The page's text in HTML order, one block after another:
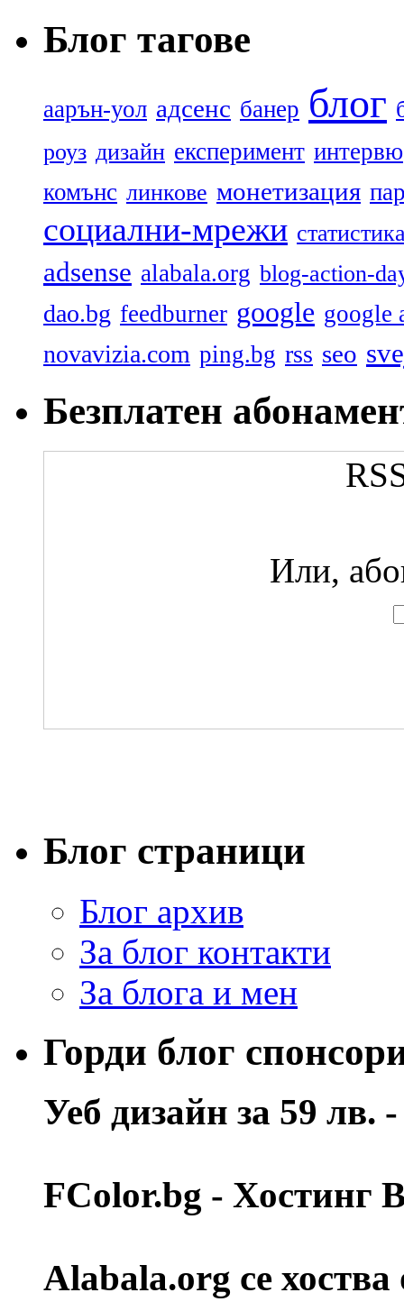
Блог тагове
аарън-уол адсенс банер блог
роуз дизайн експеримент интервю
комънс линкове монетизация
социални-мрежи
adsense alabala.org blog-action-
dao.bg feedburner google google
novavizia.com ping.bg rss seo
Безплатен
Или,
Блог страници
Блог архив
За блог контакти
За блога и мен
Горди блог
Уеб дизайн за 59 лв.
FColor.bg - Хостинг
Alabala.org се